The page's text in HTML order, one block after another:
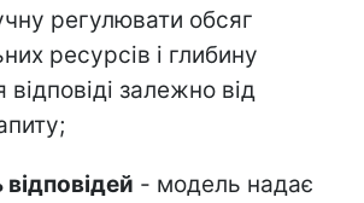
регулювати обсяг
ресурсів і глибину
залежно від
відповідей - модель надає